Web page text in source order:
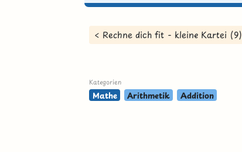
< Rechne dich fit - kleine Kartei (9)
Kategorien
Mathe Arithmetik Addition